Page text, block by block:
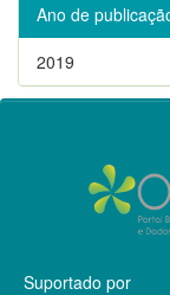
Ano de
2019
Suportado por